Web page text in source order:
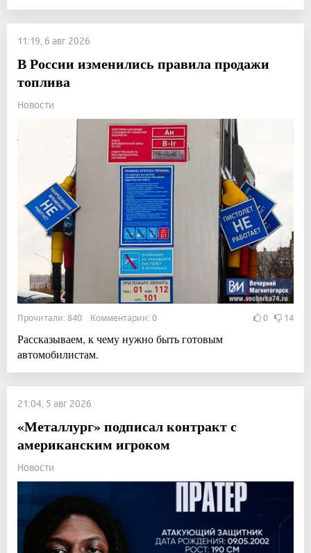
11:19, 6 авг 2026
В России изменились правила продажи
топлива
Новости
Прочитали: 840 Комментарии: 0 0 14
Рассказываем, к чему нужно быть готовым
автомобилистам.
21:04, 5 авг 2026
«Металлург» подписал контракт с
американским игроком
Новости